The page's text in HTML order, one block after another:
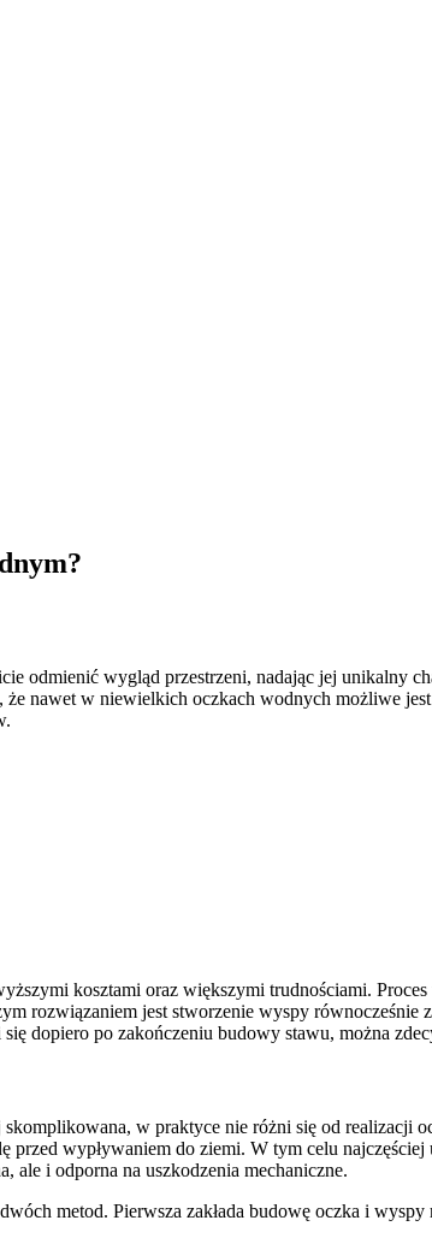
odmienić wygląd przestrzeni, nadając jej unikalny
nawet w niewielkich oczkach wodnych możliwe
kosztami oraz większymi trudnościami.
rozwiązaniem jest stworzenie wyspy równocześnie
dopiero po zakończeniu budowy stawu, można
w praktyce nie różni się od realizacji
przed wypływaniem do ziemi. W tym celu
i odporna na uszkodzenia mechaniczne.
metod. Pierwsza zakłada budowę oczka i